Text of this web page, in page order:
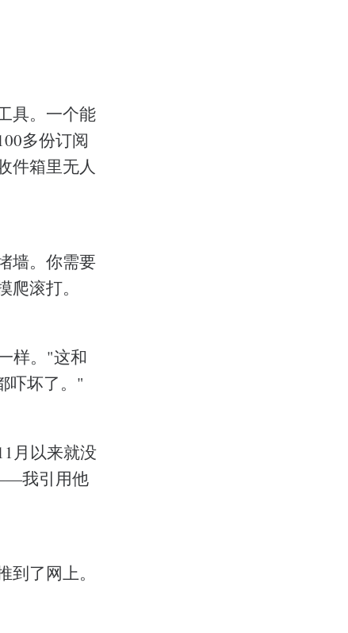
具。一个能
多份订阅
件箱里无人
墙。你需要
滚打。
样。"这和
吓坏了。"
月以来就没
我引用他
了网上。